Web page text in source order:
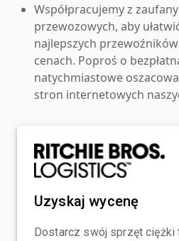
Współpracujemy z
przewozowych, aby
najlepszych
cenach. Poproś o
natychmiastowe
stron internetowych
Uzyskaj wycenę
Dostarcz swój sprzęt ciężki